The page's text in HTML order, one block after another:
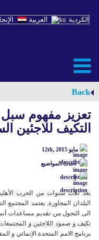
العربية الكردية
Back
تعزيز مفهوم سبل
التكيف للاجئين
مايو 12th, 2015
آحدث المواضيع
0
بعد ثلاث سنوات من الحرب
البلدان المجاورة, يعتمد
الى التحول من تقديم مساعدات
تكيف و صمود اللاجئين و
برنامج الامم المتحدة الإنمائي و